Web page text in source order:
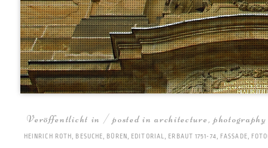
Veröffentlicht in / posted inarchitecture, photography
HEINRICH ROTH, BESUCHE, BÜREN, EDITORIAL, ERBAUT 1751-74, FASSADE,